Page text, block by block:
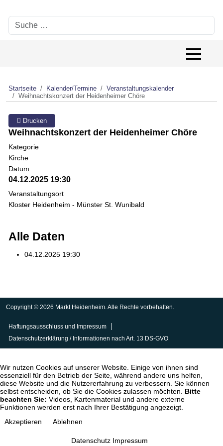
Suchen
Off-
Startseite Kalender/Termine
Veranstaltungskalender
Weihnachtskonzert der Heidenheimer Chöre
Drucken
Weihnachtskonzert der Heidenheimer Chöre
Kategorie
Kirche
Datum
04.12.2025 19:30
Veranstaltungsort
Kloster Heidenheim - Münster St. Wunibald
Alle Daten
04.12.2025 19:30
Copyright © 2026 Markt Heidenheim. Alle Rechte vorbehalten.
Haftungsausschluss und Impressum
Datenschutzerklärung / Informationen nach Art. 13 DS-GVO
Wir nutzen Cookies auf unserer Website. Einige von ihnen sind
essenziell für den Betrieb der Seite, während andere uns helfen,
diese Website und die Nutzererfahrung zu verbessern. Sie können
selbst entscheiden, ob Sie die Cookies zulassen möchten. Bitte
beachten Sie: Videos, Kartenmaterial und andere externe
Funktionen werden erst nach Ihrer Bestätigung angezeigt.
Akzeptieren
Ablehnen
Datenschutz Impressum